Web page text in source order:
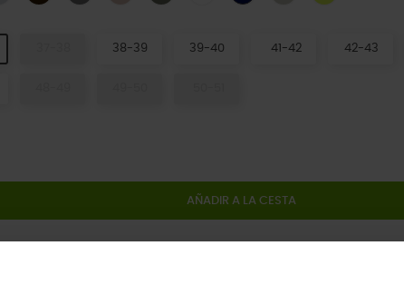
38-39 39-40 41-42 42-43
AÑADIR A LA CESTA